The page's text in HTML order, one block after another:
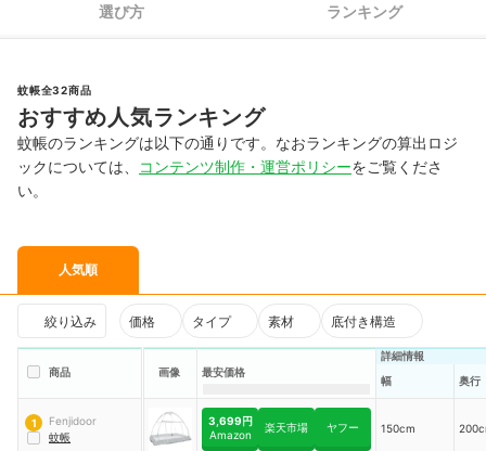
選び方 ランキング
蚊帳全32商品
おすすめ人気ランキング
蚊帳のランキングは以下の通りです。なおランキングの算出ロジ
ックについては、
コンテンツ制作・運営ポリシーをご覧くださ
い。
人気順
絞り込み 価格 タイプ 素材 底付き構造
商品 画像 最安価格
詳細情報
幅
奥行
1
Fenjidoor
蚊帳
3,699円
Amazon
楽天市場 ヤフー 150cm